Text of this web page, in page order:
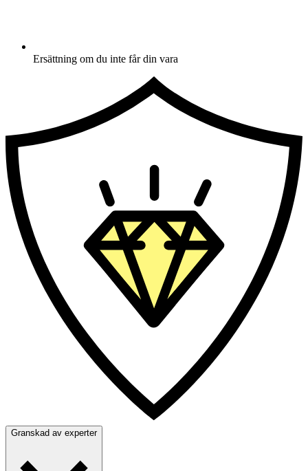
Ersättning om du inte får din vara
Granskad av experter